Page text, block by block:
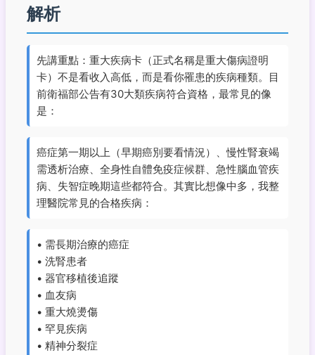
解析
先講重點：重大疾病卡（正式名稱是重大傷病證明
卡）不是看收入高低，而是看你罹患的疾病種類。目
前衛福部公告有30大類疾病符合資格，最常見的像
是：
癌症第一期以上（早期癌別要看情況）、慢性腎衰竭
需透析治療、全身性自體免疫症候群、急性腦血管疾
病、失智症晚期這些都符合。其實比想像中多，我整
理醫院常見的合格疾病：
• 需長期治療的癌症
• 洗腎患者
• 器官移植後追蹤
• 血友病
• 重大燒燙傷
• 罕見疾病
• 精神分裂症